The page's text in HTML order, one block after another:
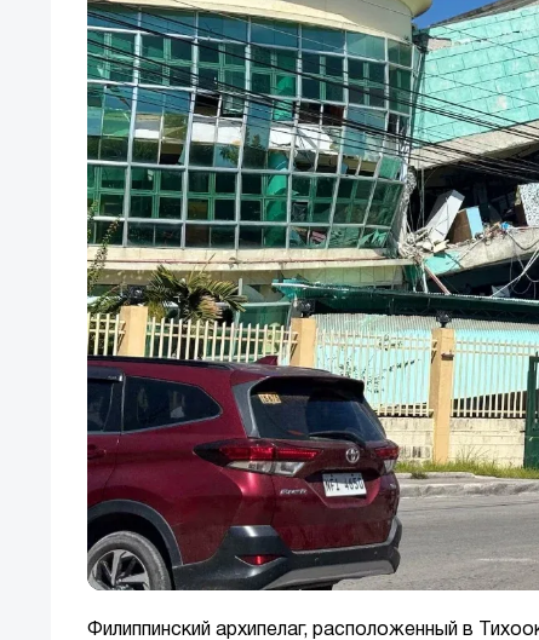
Филиппинский архипелаг, расположенный в